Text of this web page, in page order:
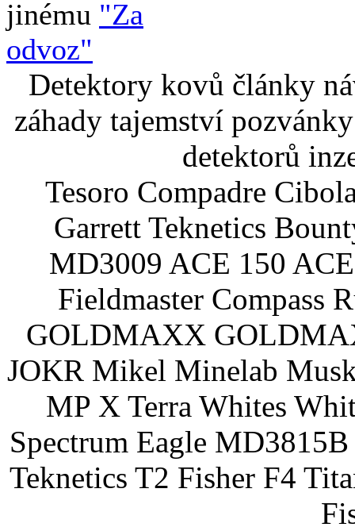
jinému "Za
odvoz"
Detektory kovů články
záhady tajemství
detektorů
Tesoro Compadre
Garrett Teknetics
MD3009 ACE 150
Fieldmaster Compass
GOLDMAXX
JOKR Mikel Minelab
MP X Terra Whites
Spectrum Eagle
Teknetics T2 Fisher F4